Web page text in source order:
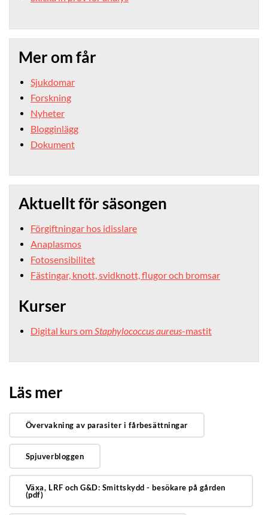
Mer om får
Sjukdomar
Forskning
Nyheter
Blogginlägg
Dokument
Aktuellt för säsongen
Förgiftningar hos idisslare
Anaplasmos
Fotosensibilitet
Fästingar, knott, svidknott, flugor och bromsar
Kurser
Digital kurs omStaphylococcus aureus-mastit
Läs mer
Övervakning av parasiter i fårbesättningar
Spjuverbloggen
Växa, LRF och G&D: Smittskydd - besökare på gården
(pdf)